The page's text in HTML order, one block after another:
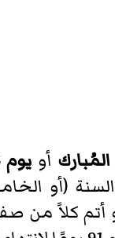
أويوم 28 \ 9 (اليوم الثامن والعُشرون من الشهر التاسع)
من أيَّام
أتم كلاً من